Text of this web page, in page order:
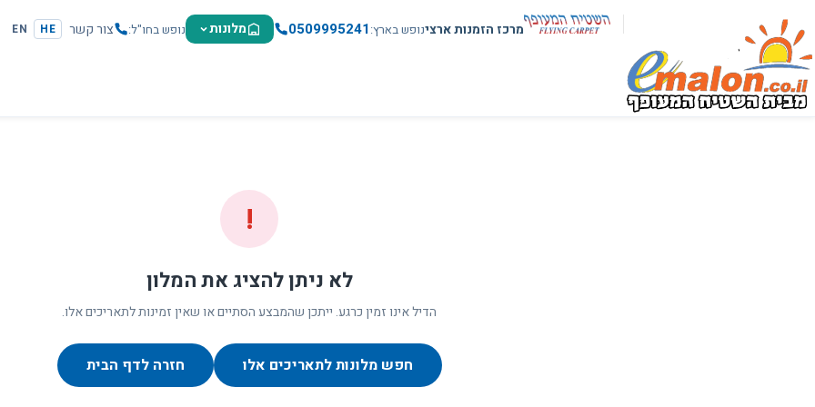
מרכז הזמנות ארצינופש בארץ 0509995241 מלונות נופש בחו"ל צור קשר HE
EN
!
לא ניתן להציג את המלון
הדיל אינו זמין כרגע. ייתכן שהמבצע הסתיים או שאין זמינות לתאריכים אלו.
חפש מלונות לתאריכים אלו חזרה לדף הבית